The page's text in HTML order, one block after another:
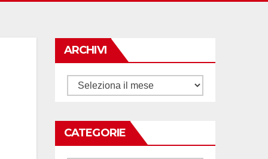
ARCHIVI
Archivi
CATEGORIE